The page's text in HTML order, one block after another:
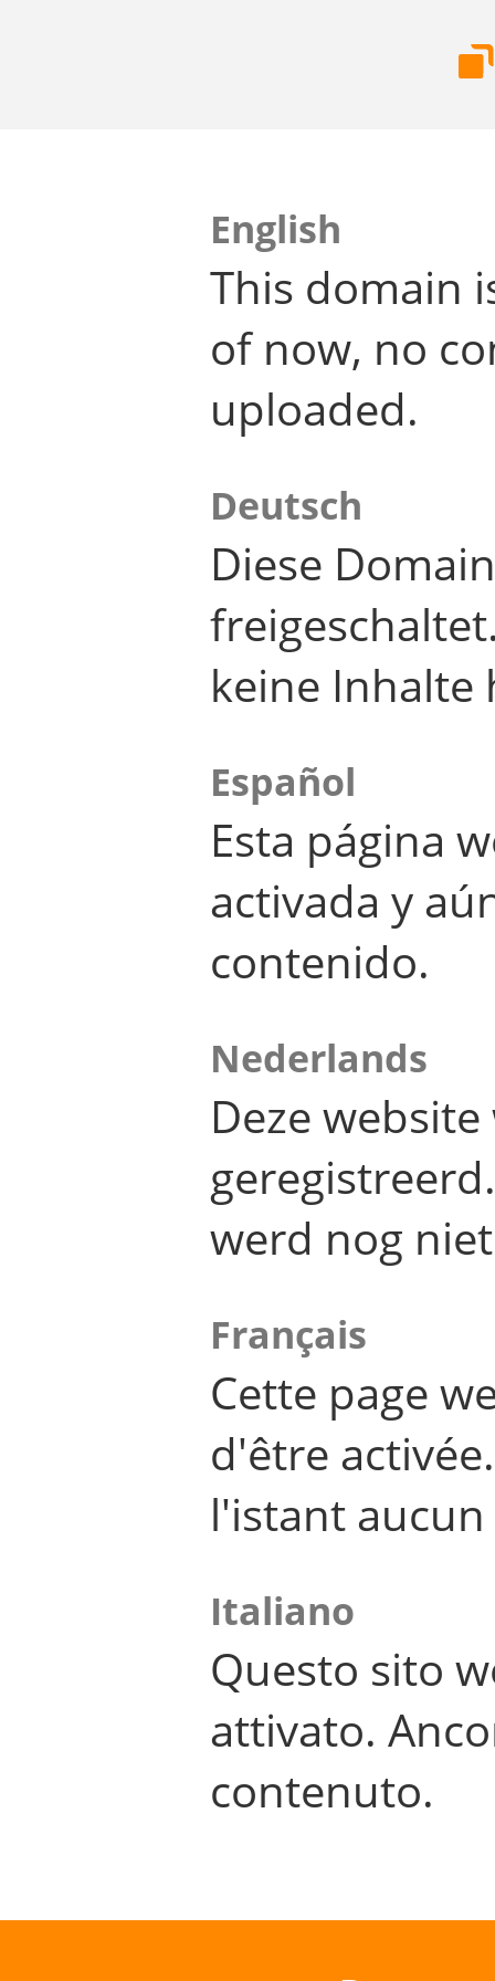
English
This domain
of now, no
uploaded.
Deutsch
Diese
keine Inhalte
Español
Esta página
activada y
contenido.
Nederlands
Deze
werd nog
Français
Cette page
d'être
l'istant
Italiano
Questo sito
attivato.
contenuto.